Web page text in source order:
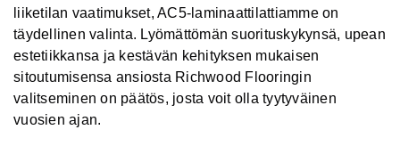
liiketilan vaatimukset, AC5-laminaattilattiamme on
täydellinen valinta. Lyömättömän suorituskykynsä, upean
estetiikkansa ja kestävän kehityksen mukaisen
sitoutumisensa ansiosta Richwood Flooringin
valitseminen on päätös, josta voit olla tyytyväinen
vuosien ajan.